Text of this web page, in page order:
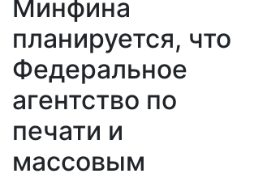
Минфина
планируется, что
Федеральное
агентство по
печати и
массовым